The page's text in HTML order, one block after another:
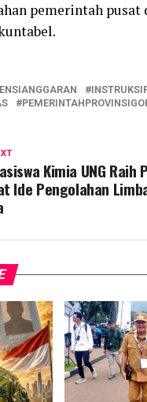
pemerintah pusat
Kimia UNG Raih
Ide Pengolahan